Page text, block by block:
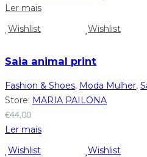
Ler mais
Wishlist
Wishlist
Saia animal print
Fashion & Shoes, Moda Mulher,
Store: MARIA PAILONA
€44,00
Ler mais
Wishlist
Wishlist